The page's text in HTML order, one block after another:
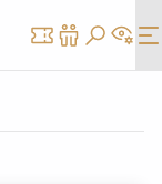
КУПИТЬ
СТАТЬ